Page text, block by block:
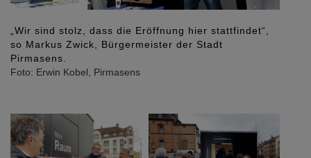
„Wir sind stolz, dass die Eröffnung hier stattfindet“,
so Markus Zwick, Bürgermeister der Stadt
Pirmasens.
Foto: Erwin Kobel, Pirmasens